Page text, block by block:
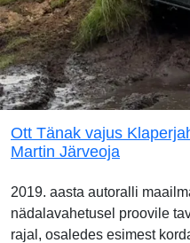
Ott Tänak vajus
Martin Järveoja
2019. aasta autoralli
nädalavahetusel proovile
rajal, osaledes esimest